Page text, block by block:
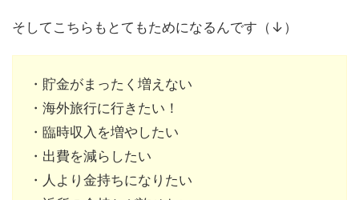
そしてこちらもとてもためになるんです（↓）
・貯金がまったく増えない
・海外旅行に行きたい！
・臨時収入を増やしたい
・出費を減らしたい
・人より金持ちになりたい